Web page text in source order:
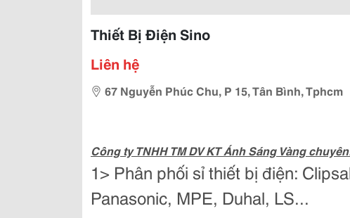
Thiết Bị Điện Sino
Liên hệ
67 Nguyễn Phúc Chu, P 15, Tân Bình, Tphcm
Công ty TNHH TM DV KT Ánh Sáng Vàng
1> Phân phối sỉ thiết bị điện:
Panasonic, MPE, Duhal, LS...